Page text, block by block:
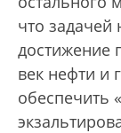
что задачей
достижение
век нефти и
обеспечить